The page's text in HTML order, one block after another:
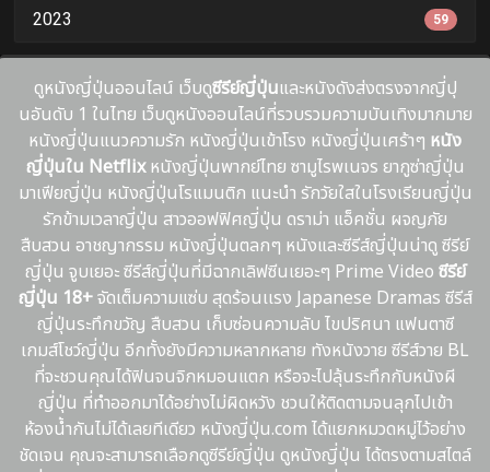
2023 59
ดูหนังญี่ปุ่นออนไลน์ เว็บดูซีรีย์ญี่ปุ่นและหนังดังส่งตรงจากญี่ปุ
นอันดับ 1 ในไทย เว็บดูหนังออนไลน์ที่รวบรวมความบันเทิงมากมาย
หนังญี่ปุ่นแนวความรัก หนังญี่ปุ่นเข้าโรง หนังญี่ปุ่นเศร้าๆ หนัง
ญี่ปุ่นใน Netflixหนังญี่ปุ่นพากย์ไทย ซามูไรพเนจร ยากูซ่าญี่ปุ่น
มาเฟียญี่ปุ่น หนังญี่ปุ่นโรแมนติก แนะนํา รักวัยใสในโรงเรียนญี่ปุ่น
รักข้ามเวลาญี่ปุ่น สาวออฟฟิศญี่ปุ่น ดราม่า แอ็คชั่น ผจญภัย
สืบสวน อาชญากรรม หนังญี่ปุ่นตลกๆ หนังและซีรีส์ญี่ปุ่นน่าดู ซีรีย์
ญี่ปุ่น จูบเยอะ ซีรีส์ญี่ปุ่นที่มีฉากเลิฟซีนเยอะๆ Prime Video ซีรีย์
ญี่ปุ่น 18+จัดเต็มความแซ่บ สุดร้อนเเรง Japanese Dramas ซีรีส์
ญี่ปุ่นระทึกขวัญ สืบสวน เก็บซ่อนความลับ ไขปริศนา แฟนตาซี
เกมส์โชว์ญี่ปุ่น อีกทั้งยังมีความหลากหลาย ทังหนังวาย ซีรีส์วาย BL
ที่จะชวนคุณได้ฟินจนจิกหมอนแตก หรือจะไปลุ้นระทึกกับหนังผี
ญี่ปุ่น ที่ทำออกมาได้อย่างไม่ผิดหวัง ชวนให้ติดตามจนลุกไปเข้า
ห้องน้ำกันไม่ได้เลยทีเดียว หนังญี่ปุ่น.com ได้แยกหมวดหมู่ไว้อย่าง
ชัดเจน คุณจะสามารถเลือกดูซีรีย์ญี่ปุ่น ดูหนังญี่ปุ่น ได้ตรงตามสไตล์